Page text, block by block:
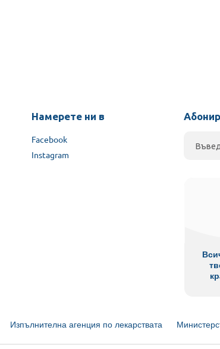
Намерете ни в
Facebook
Instagram
Изпълнителна агенция по лекарствата